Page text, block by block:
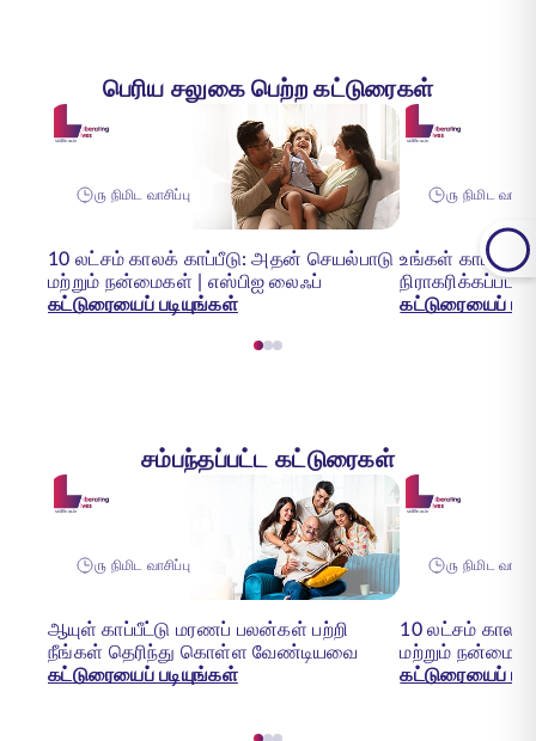
பெரிய சலுகை பெற்ற கட்டுரைகள்
௫ நிமிட வாசிப்பு
10 லட்சம் காலக் காப்பீடு: அதன் செயல்பாடு
மற்றும் நன்மைகள் | எஸ்பிஐ லைஃப்
கட்டுரையைப் படியுங்கள்
௫ நிமிட
உங்கள்
கட்டுரையைப்
சம்பந்தப்பட்ட கட்டுரைகள்
௫ நிமிட வாசிப்பு
ஆயுள் காப்பீட்டு மரணப் பலன்கள் பற்றி
நீங்கள் தெரிந்து கொள்ள வேண்டியவை
கட்டுரையைப் படியுங்கள்
௫ நிமிட
10 லட்சம் காலக்
மற்றும்
கட்டுரையைப்